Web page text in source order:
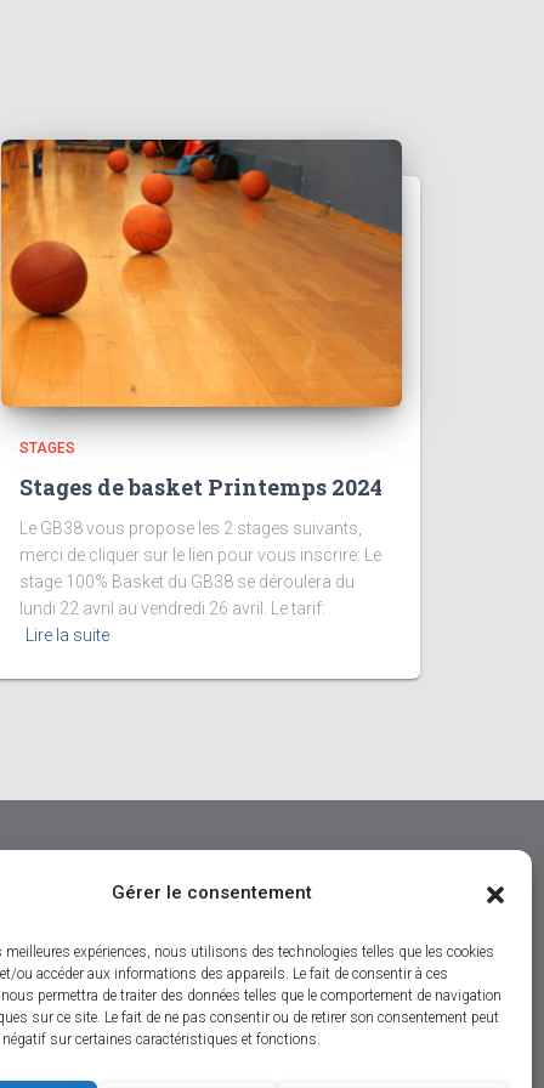
Gérer le consentement
meilleures expériences, nous utilisons des technologies telles que les cookies
ou accéder aux informations des appareils. Le fait de consentir à ces
permettra de traiter des données telles que le comportement de navigation
sur ce site. Le fait de ne pas consentir ou de retirer son consentement peut
négatif sur certaines caractéristiques et fonctions.
STAGES
Stages de basket Printemps 2024
Le GB38 vous propose les 2 stages suivants,
merci de cliquer sur le lien pour vous inscrire: Le
stage 100% Basket du GB38 se déroulera du
lundi 22 avril au vendredi 26 avril. Le tarif:
Lire la suite